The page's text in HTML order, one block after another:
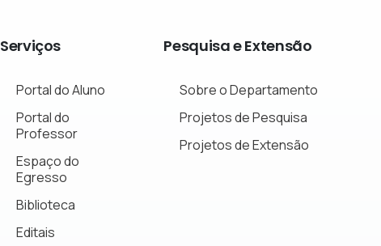
Serviços
Portal do Aluno
Portal do
Professor
Espaço do
Egresso
Biblioteca
Editais
PesquisaeExtensão
Sobre o Departamento
Projetos de Pesquisa
Projetos de Extensão